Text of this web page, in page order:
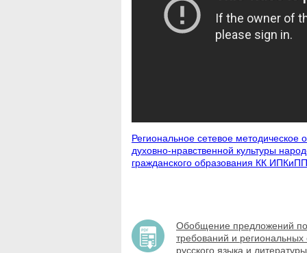
Региональное сетевое
духовно-нравственной культуры
гражданского образования КК
Обобщение предложений по
требований и
русского языка и литературы